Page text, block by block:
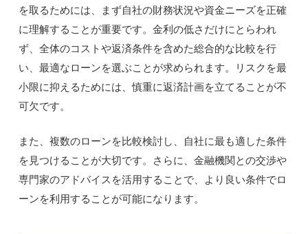
を取るためには、まず自社の財務状況や資金ニーズを正確
に理解することが重要です。金利の低さだけにとらわれ
ず、全体のコストや返済条件を含めた総合的な比較を行
い、最適なローンを選ぶことが求められます。リスクを最
小限に抑えるためには、慎重に返済計画を立てることが不
可欠です。
また、複数のローンを比較検討し、自社に最も適した条件
を見つけることが大切です。さらに、金融機関との交渉や
専門家のアドバイスを活用することで、より良い条件でロ
ーンを利用することが可能になります。